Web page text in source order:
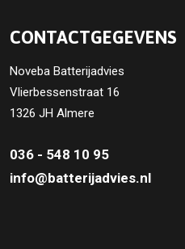
CONTACTGEGEVENS
Noveba Batterijadvies
Vlierbessenstraat 16
1326 JH Almere
036 - 548 10 95
info@batterijadvies.nl